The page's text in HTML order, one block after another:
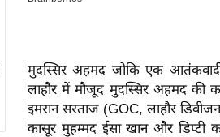
मुदस्सिर अहमद जोकि एक आतंकवादी
लाहौर में मौजूद मुदस्सिर अहमद की
इमरान सरताज (GOC, लाहौर
कासूर मुहम्मद ईसा खान और डिप्टी